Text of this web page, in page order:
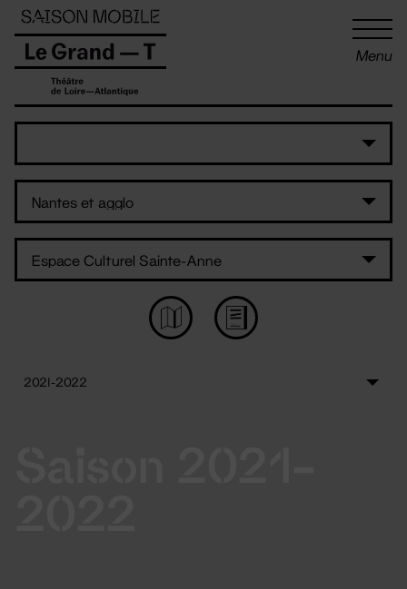
Menu
Panneau de gestion des cookies